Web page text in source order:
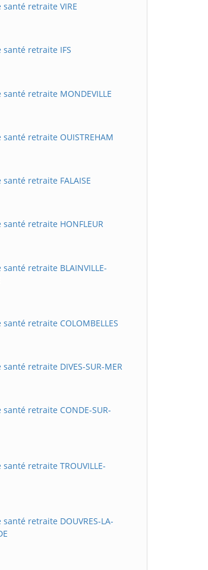
retraite VIRE
retraite IFS
retraite MONDEVILLE
retraite OUISTREHAM
retraite FALAISE
retraite HONFLEUR
retraite BLAINVILLE-
retraite COLOMBELLES
retraite DIVES-SUR-MER
retraite CONDE-SUR-
retraite TROUVILLE-
retraite DOUVRES-LA-